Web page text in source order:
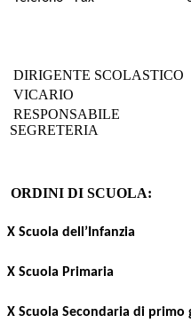
DIRIGENTE SCOLASTICO
VICARIO
RESPONSABILE
SEGRETERIA
ORDINI DI SCUOLA:
X Scuola dell’Infanzia
X Scuola Primaria
X Scuola Secondaria di primo